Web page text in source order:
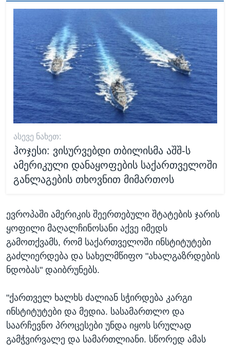
ᲐᲡᲔᲕᲔ ᲜᲐᲮᲔᲗ:
ჰოჯესი: ვისურვებდი თბილისმა აშშ-ს
ამერიკული დანაყოფების საქართველოში
განლაგების თხოვნით მიმართოს
ევროპაში ამერიკის შეერთებული შტატების ჯარის
ყოფილი მაღალჩინოსანი აქვე იმედს
გამოთქვამს, რომ საქართველოში ინსტიტუტები
გაძლიერდება და სახელმწიფო "ახალგაზრდების
ნდობას" დაიბრუნებს.
"ქართველ ხალხს ძალიან სჭირდება კარგი
ინსტიტუტები და მედია. სასამართლო და
საარჩევნო პროცესები უნდა იყოს სრულად
გამჭვირვალე და სამართლიანი. სწორედ ამას